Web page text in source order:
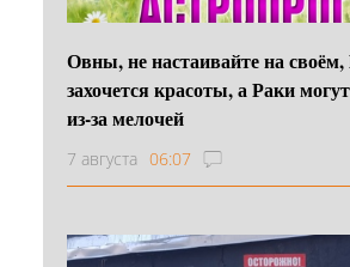
Овны, не настаивайте на
захочется красоты, а Раки
из-за мелочей
7 августа 06:07